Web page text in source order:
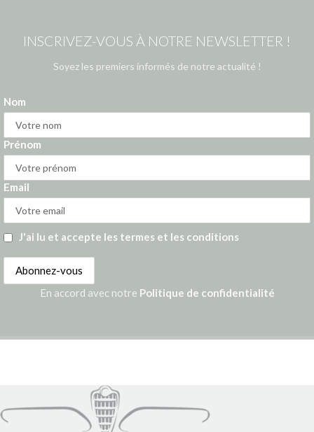
INSCRIVEZ-VOUS À NOTRE NEWSLETTER !
Soyez les premiers informés de notre actualité !
Nom
Prénom
Email
J'ai lu et accepte les termes et les conditions
En accord avec notre Politique de confidentialité